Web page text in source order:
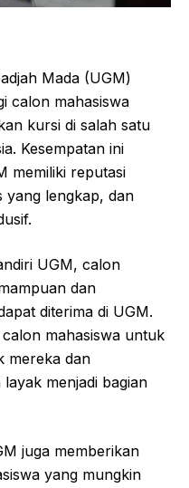
Mada (UGM)
calon mahasiswa
kursi di salah satu
Kesempatan ini
memiliki reputasi
yang lengkap, dan
UGM, calon
dan
diterima di UGM.
calon mahasiswa untuk
mereka dan
menjadi bagian
juga memberikan
yang mungkin